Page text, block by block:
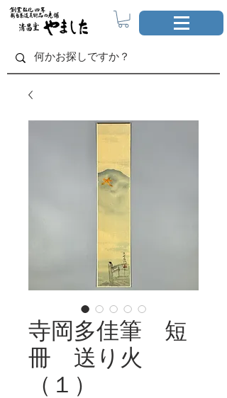
寺岡多佳筆 短
冊 送り火
（１）